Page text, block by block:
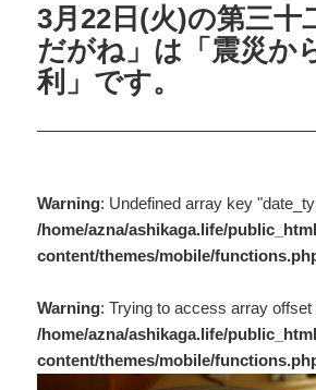
3月22日(火)の第三十
だがね」は「震災か
利」です。
Warning: Undefined array key
/home/azna/ashikaga.life/
content/themes/mobile/
Warning: Trying to access array offset
/home/azna/ashikaga.life/
content/themes/mobile/